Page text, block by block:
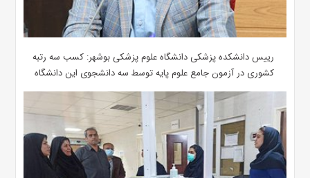
رییس دانشکده پزشکی دانشگاه علوم پزشکی بوشهر: کسب سه رتبه
کشوری در آزمون جامع علوم پایه توسط سه دانشجوی این دانشگاه